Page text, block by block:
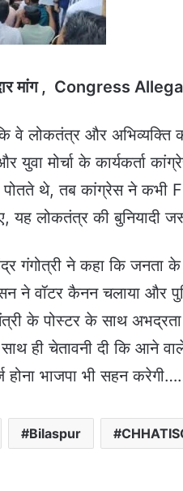
मांग , Congress
वे लोकतंत्र और अभिव्यक्ति
युवा मोर्चा के
थे, तब कांग्रेस ने कभी
यह लोकतंत्र की बुनियादी
गंगोत्री ने कहा कि जनता
ने वॉटर कैनन चलाया और
के पोस्टर के साथ
ही चेतावनी दी कि आने
होना भाजपा भी सहन
Bilaspur